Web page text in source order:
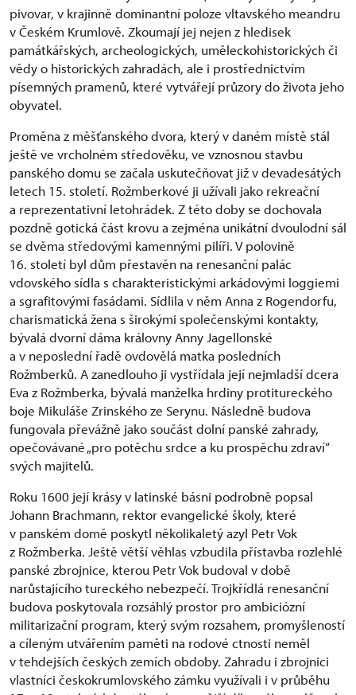
pivovar, v krajinně dominantní poloze vltavského meandru
v Českém Krumlově. Zkoumají jej nejen z hledisek
památkářských, archeologických, uměleckohistorických či
vědy o historických zahradách, ale i prostřednictvím
písemných pramenů, které vytvářejí průzory do života jeho
obyvatel.
Proměna z měšťanského dvora, který v daném místě stál
ještě ve vrcholném středověku, ve vznosnou stavbu
panského domu se začala uskutečňovat již v devadesátých
letech 15. století. Rožmberkové ji užívali jako rekreační
a reprezentativní letohrádek. Z této doby se dochovala
pozdně gotická část krovu a zejména unikátní dvoulodní sál
se dvěma středovými kamennými pilíři. V polovině
16. století byl dům přestavěn na renesanční palác
vdovského sídla s charakteristickými arkádovými loggiemi
a sgrafitovými fasádami. Sídlila v něm Anna z Rogendorfu,
charismatická žena s širokými společenskými kontakty,
bývalá dvorní dáma královny Anny Jagellonské
a v neposlední řadě ovdovělá matka posledních
Rožmberků. A zanedlouho ji vystřídala její nejmladší dcera
Eva z Rožmberka, bývalá manželka hrdiny protitureckého
boje Mikuláše Zrinského ze Serynu. Následně budova
fungovala převážně jako součást dolní panské zahrady,
opečovávané „pro potěchu srdce a ku prospěchu zdraví“
svých majitelů.
Roku 1600 její krásy v latinské básni podrobně popsal
Johann Brachmann, rektor evangelické školy, které
v panském domě poskytl několikaletý azyl Petr Vok
z Rožmberka. Ještě větší věhlas vzbudila přístavba rozlehlé
panské zbrojnice, kterou Petr Vok budoval v době
narůstajícího tureckého nebezpečí. Trojkřídlá renesanční
budova poskytovala rozsáhlý prostor pro ambiciózní
militarizační program, který svým rozsahem, promyšleností
a cíleným utvářením paměti na rodové ctnosti neměl
v tehdejších českých zemích obdoby. Zahradu i zbrojnici
vlastníci českokrumlovského zámku využívali i v průběhu